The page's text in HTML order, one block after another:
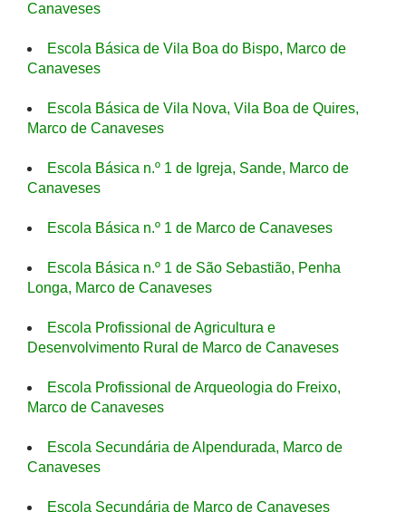
Canaveses
Escola Básica de Vila Boa do Bispo, Marco de
Canaveses
Escola Básica de Vila Nova, Vila Boa de Quires,
Marco de Canaveses
Escola Básica n.º 1 de Igreja, Sande, Marco de
Canaveses
Escola Básica n.º 1 de Marco de Canaveses
Escola Básica n.º 1 de São Sebastião, Penha
Longa, Marco de Canaveses
Escola Profissional de Agricultura e
Desenvolvimento Rural de Marco de Canaveses
Escola Profissional de Arqueologia do Freixo,
Marco de Canaveses
Escola Secundária de Alpendurada, Marco de
Canaveses
Escola Secundária de Marco de Canaveses